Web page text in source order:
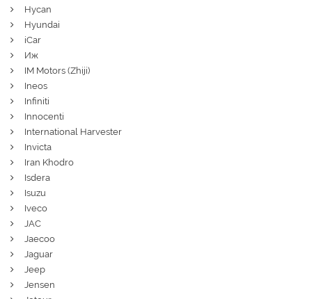
Hycan
Hyundai
iCar
Иж
IM Motors (Zhiji)
Ineos
Infiniti
Innocenti
International Harvester
Invicta
Iran Khodro
Isdera
Isuzu
Iveco
JAC
Jaecoo
Jaguar
Jeep
Jensen